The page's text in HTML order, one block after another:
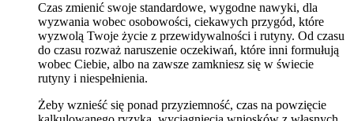
Czas zmienić swoje standardowe, wygodne nawyki, dla
wyzwania wobec osobowości, ciekawych przygód, które
wyzwolą Twoje życie z przewidywalności i rutyny. Od czasu
do czasu rozważ naruszenie oczekiwań, które inni formułują
wobec Ciebie, albo na zawsze zamkniesz się w świecie
rutyny i niespełnienia.
Żeby wznieść się ponad przyziemność, czas na powzięcie